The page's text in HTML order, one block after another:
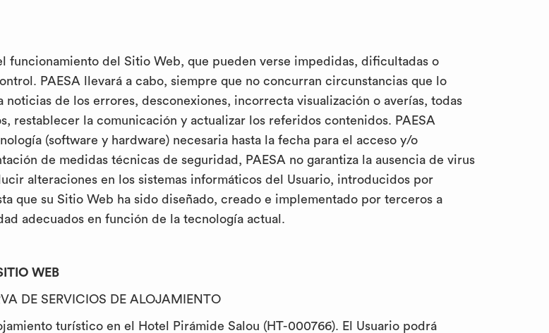
funcionamiento del Sitio Web, que pueden verse impedidas, dificultadas o
PAESA llevará a cabo, siempre que no concurran circunstancias que lo
de los errores, desconexiones, incorrecta visualización o averías, todas
restablecer la comunicación y actualizar los referidos contenidos. PAESA
(software y hardware) necesaria hasta la fecha para el acceso y/o
de medidas técnicas de seguridad, PAESA no garantiza la ausencia de virus
alteraciones en los sistemas informáticos del Usuario, introducidos por
que su Sitio Web ha sido diseñado, creado e implementado por terceros a
adecuados en función de la tecnología actual.
WEB
DE SERVICIOS DE ALOJAMIENTO
turístico en el Hotel Pirámide Salou (HT-000766). El Usuario podrá